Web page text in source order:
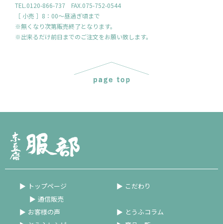
TEL.0120-866-737 FAX.075-752-0544
［ 小売 ］8：00～昼過ぎ頃まで
※無くなり次第販売終了となります。
※出来るだけ前日までのご注文をお願い致します。
トップページ
こだわり
通信販売
お客様の声
とうふコラム